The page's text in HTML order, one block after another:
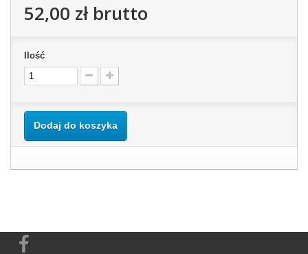
52,00 złbrutto
Ilość
Dodaj do koszyka